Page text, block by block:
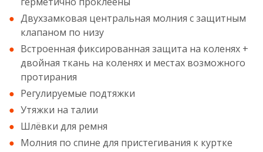
Двухзамковая центральная молния с защитным
клапаном по низу
Встроенная фиксированная защита на коленях +
двойная ткань на коленях и местах возможного
протирания
Регулируемые подтяжки
Утяжки на талии
Шлёвки для ремня
Молния по спине для пристегивания к куртке